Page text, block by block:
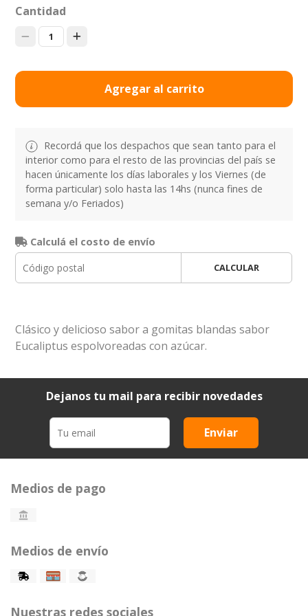
Cantidad
1
Agregar al carrito
Recordá que los despachos que sean tanto para el
interior como para el resto de las provincias del país se
hacen únicamente los días laborales y los Viernes (de
forma particular) solo hasta las 14hs (nunca fines de
semana y/o Feriados)
Calculá el costo de envío
CALCULAR
Clásico y delicioso sabor a gomitas blandas sabor
Eucaliptus espolvoreadas con azúcar.
Dejanos tu mail para recibir novedades
Enviar
Medios de pago
Medios de envío
Nuestras redes sociales